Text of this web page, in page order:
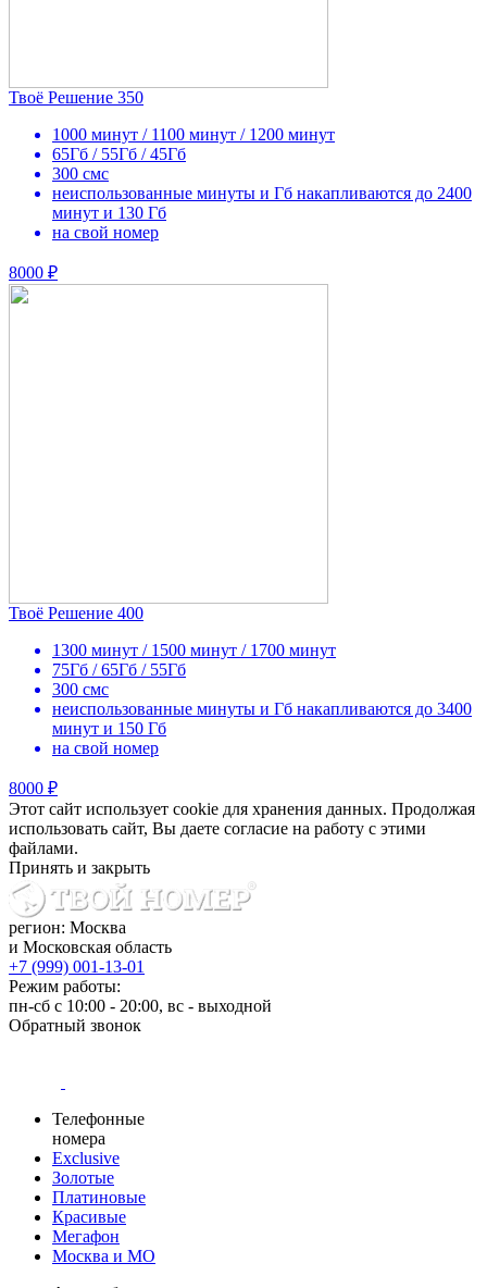
Твоё Решение 350
1000 минут / 1100 минут / 1200 минут
65Гб / 55Гб / 45Гб
300 смс
неиспользованные минуты и Гб накапливаются до 2400
минут и 130 Гб
на свой номер
8000 ₽
Твоё Решение 400
1300 минут / 1500 минут / 1700 минут
75Гб / 65Гб / 55Гб
300 смс
неиспользованные минуты и Гб накапливаются до 3400
минут и 150 Гб
на свой номер
8000 ₽
Этот сайт использует cookie для хранения данных. Продолжая
использовать сайт, Вы даете согласие на работу с этими
файлами.
Принять и закрыть
регион: Москва
и Московская область
+7 (999) 001-13-01
Режим работы:
пн-сб с 10:00 - 20:00, вс - выходной
Обратный звонок
Телефонные
номера
Exclusive
Золотые
Платиновые
Красивые
Мегафон
Москва и МО